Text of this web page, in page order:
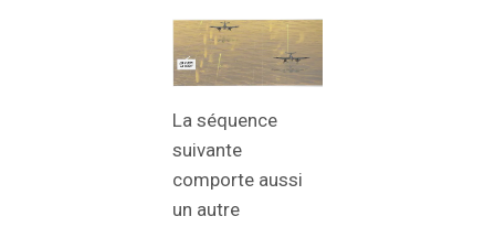
La séquence
suivante
comporte aussi
un autre